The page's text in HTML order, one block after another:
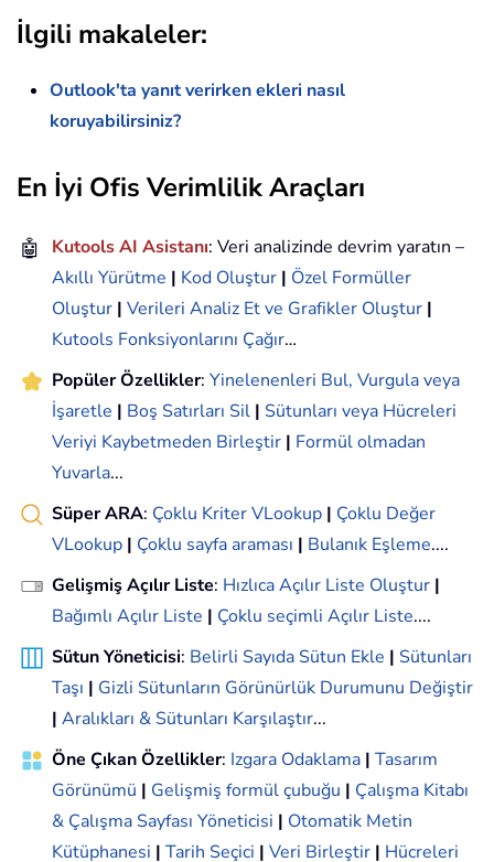
İlgili makaleler:
Outlook'ta yanıt verirken ekleri nasıl
koruyabilirsiniz?
En İyi Ofis Verimlilik Araçları
🤖 Kutools AI Asistanı: Veri analizinde devrim yaratın –
Akıllı Yürütme | Kod Oluştur | Özel Formüller
Oluştur | Verileri Analiz Et ve Grafikler Oluştur |
Kutools Fonksiyonlarını Çağır…
Popüler Özellikler: Yinelenenleri Bul, Vurgula veya
İşaretle | Boş Satırları Sil | Sütunları veya Hücreleri
Veriyi Kaybetmeden Birleştir | Formül olmadan
Yuvarla...
Süper ARA: Çoklu Kriter VLookup | Çoklu Değer
VLookup | Çoklu sayfa araması | Bulanık Eşleme....
Gelişmiş Açılır Liste: Hızlıca Açılır Liste Oluştur |
Bağımlı Açılır Liste | Çoklu seçimli Açılır Liste....
Sütun Yöneticisi: Belirli Sayıda Sütun Ekle | Sütunları
Taşı | Gizli Sütunların Görünürlük Durumunu Değiştir
| Aralıkları & Sütunları Karşılaştır...
Öne Çıkan Özellikler: Izgara Odaklama | Tasarım
Görünümü | Gelişmiş formül çubuğu | Çalışma Kitabı
& Çalışma Sayfası Yöneticisi | Otomatik Metin
Kütüphanesi | Tarih Seçici | Veri Birleştir | Hücreleri